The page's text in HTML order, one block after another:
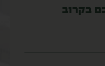
בקרוב